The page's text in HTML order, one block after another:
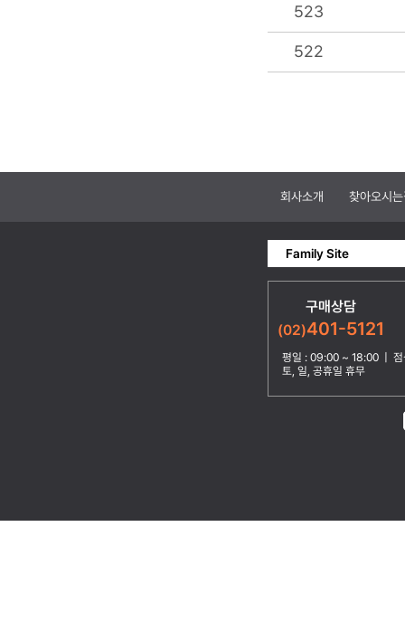
523
522
회사소개 찾아오시
Family Site
구매상담
(02)401-5121
평일 : 09:00 ~ 18:00 | 점
토, 일, 공휴일 휴무